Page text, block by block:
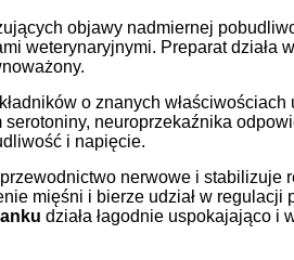
objawy nadmiernej
weterynaryjnymi. Preparat działa
o znanych
neuroprzekaźnika
i napięcie.
nerwowe i stabilizuje
mięśni i bierze udział w
działa łagodnie uspokajająco i